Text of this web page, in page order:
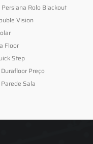
Persiana Rolo Blackout
Vision
Floor
Step
Preço
Sala